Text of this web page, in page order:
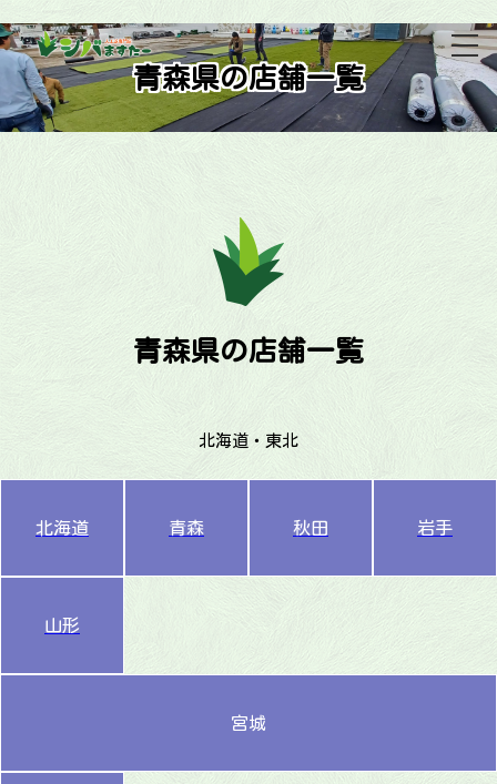
青森県の店舗一覧
青森県の店舗一覧
北海道・東北
北海道 青森 秋田 岩手
山形
宮城